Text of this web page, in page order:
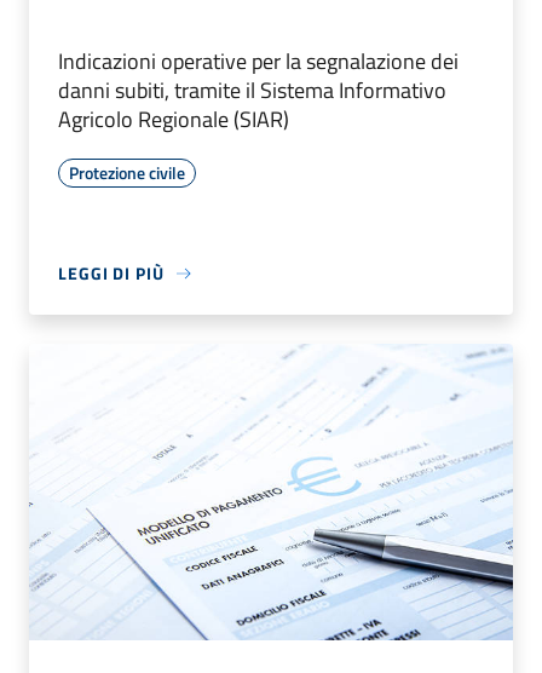
Indicazioni operative per la segnalazione dei
danni subiti, tramite il Sistema Informativo
Agricolo Regionale (SIAR)
Protezione civile
LEGGI DI PIÙ